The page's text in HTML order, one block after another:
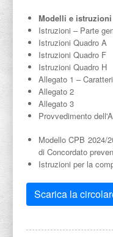
Modelli e
Istruzioni – Parte
Istruzioni Quadro A
Istruzioni Quadro F
Istruzioni Quadro H
Allegato 1 –
Allegato 2
Allegato 3
Provvedimento
Modello CPB 2024/
di Concordato
Istruzioni per la
Scarica la